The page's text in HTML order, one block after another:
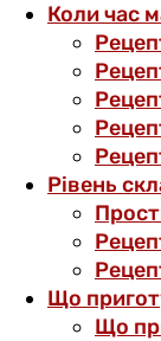
Коли час
Рівень
Що
Що